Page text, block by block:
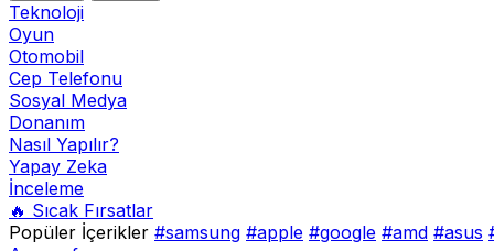
Teknoloji
Oyun
Otomobil
Cep Telefonu
Sosyal Medya
Donanım
Nasıl Yapılır?
Yapay Zeka
İnceleme
🔥 Sıcak Fırsatlar
Popüler İçerikler #samsung #apple #google #amd #asus